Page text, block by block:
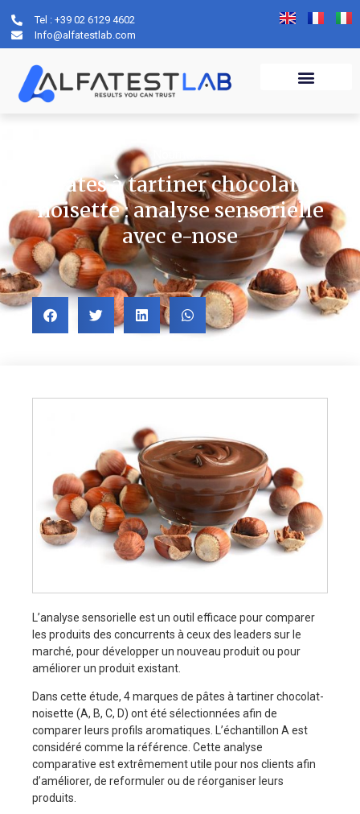
Tel : +39 02 6129 4602
Info@alfatestlab.com
Pâtes à tartiner chocolat-
noisette : analyse sensorielle
avec e-nose
L’analyse sensorielle est un outil efficace pour comparer
les produits des concurrents à ceux des leaders sur le
marché, pour développer un nouveau produit ou pour
améliorer un produit existant.
Dans cette étude, 4 marques de pâtes à tartiner chocolat-
noisette (A, B, C, D) ont été sélectionnées afin de
comparer leurs profils aromatiques. L’échantillon A est
considéré comme la référence. Cette analyse
comparative est extrêmement utile pour nos clients afin
d’améliorer, de reformuler ou de réorganiser leurs
produits.